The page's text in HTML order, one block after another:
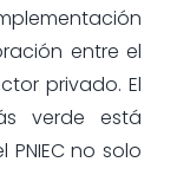
entre el
privado. El
verde está
no solo